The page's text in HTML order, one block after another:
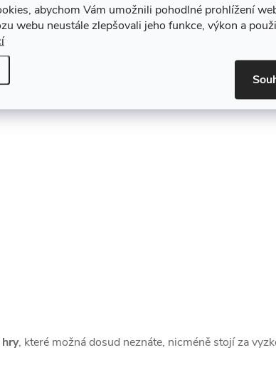
abychom Vám umožnili pohodlné prohlížení
webu neustále zlepšovali jeho funkce, výkon a
sportovní hry a mezi ty nejvíce oblíbené se
hry jsou určeny pouze pro kluky, zabaví se u
vhodné a vyrovnané páry, aby byl fotbálek co
celou rodinu:
, které možná dosud neznáte, nicméně stojí za